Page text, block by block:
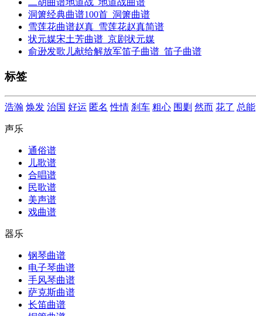
二胡曲谱地道战_地道战曲谱
洞箫经典曲谱100首_洞箫曲谱
雪莲花曲谱赵真_雪莲花赵真简谱
状元媒宋土芳曲谱_京剧状元媒
俞逊发歌儿献给解放军笛子曲谱_笛子曲谱
标签
浩瀚 焕发 治国 好运 匿名 性情 刹车 粗心 围剿 然而 花了 总能
声乐
通俗谱
儿歌谱
合唱谱
民歌谱
美声谱
戏曲谱
器乐
钢琴曲谱
电子琴曲谱
手风琴曲谱
萨克斯曲谱
长笛曲谱